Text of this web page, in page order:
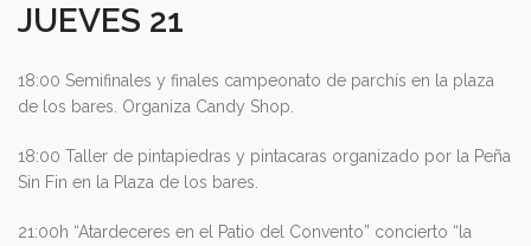
JUEVES 21
18:00 Semifinales y finales campeonato de parchís en la plaza
de los bares. Organiza Candy Shop.
18:00 Taller de pintapiedras y pintacaras organizado por la Peña
Sin Fin en la Plaza de los bares.
21:00h “Atardeceres en el Patio del Convento” concierto “la